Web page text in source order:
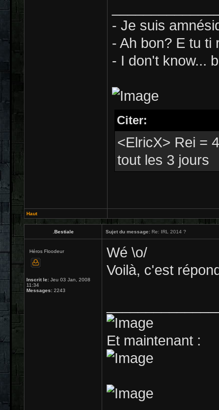
- Je suis
- Ah bon? E tu ti
- I don't know...
Citer:
<ElricX> Rei =
tout les 3 jours
Haut
.Bestiale Sujet du message: Re: IRL 2014 ?
Héros Floodeur
Inscrit le: Jeu 03 Jan, 2008
11:34
Messages: 2243
Wé \o/
Voilà, c'est
Et maintenant :